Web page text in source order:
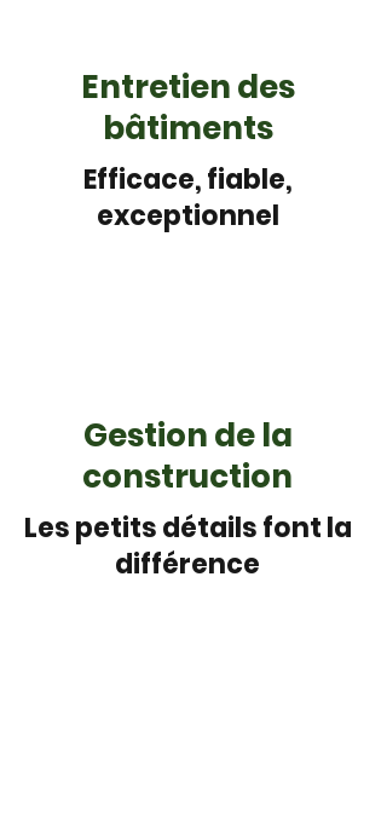
Entretien des
bâtiments
Efficace, fiable,
exceptionnel
Gestion de la
construction
Les petits détails font la
différence